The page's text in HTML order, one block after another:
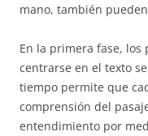
mano, también
En la primera fase,
centrarse en el texto
tiempo permite que
comprensión del
entendimiento por